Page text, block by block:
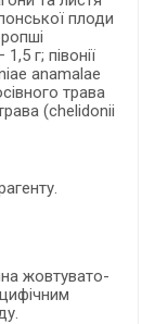
плоди
г; півонії
anаmalae
трава
(chelidonii
жовтувато-